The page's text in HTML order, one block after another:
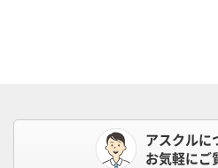
アスクルに
お気軽にご